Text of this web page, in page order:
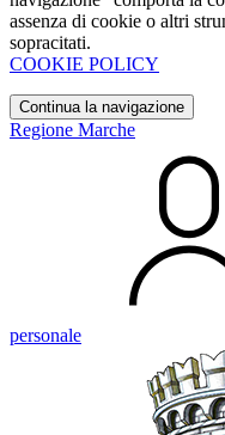
assenza di cookie o altri
sopracitati.
COOKIE POLICY
Continua la navigazione
Regione Marche
personale